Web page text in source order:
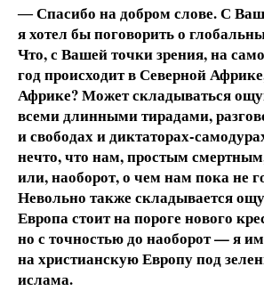
― Спасибо на добром слове. С
я хотел бы поговорить о
Что, с Вашей точки зрения, на
год происходит в Северной
Африке? Может складываться
всеми длинными тирадами,
и свободах и диктаторах-
нечто, что нам, простым
или, наоборот, о чем нам пока не
Невольно также складывается
Европа стоит на пороге нового
но с точностью до наоборот — я
на христианскую Европу под
ислама.